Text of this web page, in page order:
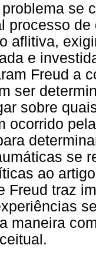
se
processo
aflitiva,
e
Freud a
ser
sobre
ocorrido
se
ao
Freud traz
maneira